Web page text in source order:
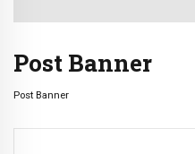
Post Banner
Post Banner